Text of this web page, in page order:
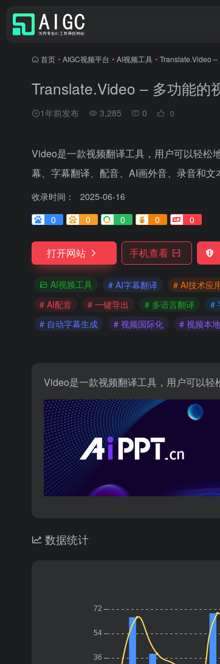
首页 • AIGC视频平台 • AI视频工具 • Translate.Video –
Translate.Video – 多功能的
1年前发布 3,285 0 0
Video是一款视频翻译工具，用户可以轻松
幕、字幕翻译、配音、AI画外音、录音和文
收录时间：
2025-06-16
0
0 0 0 0
打开网站 手机查看
AI视频工具 # AI字幕翻译 # AI技术应
# AI配音
# 一键导出 # 多语言翻译 #
# 自动字幕生成
# 视频国际化 # 视频本
Video是一款视频翻译工具，用户可以轻
数据统计